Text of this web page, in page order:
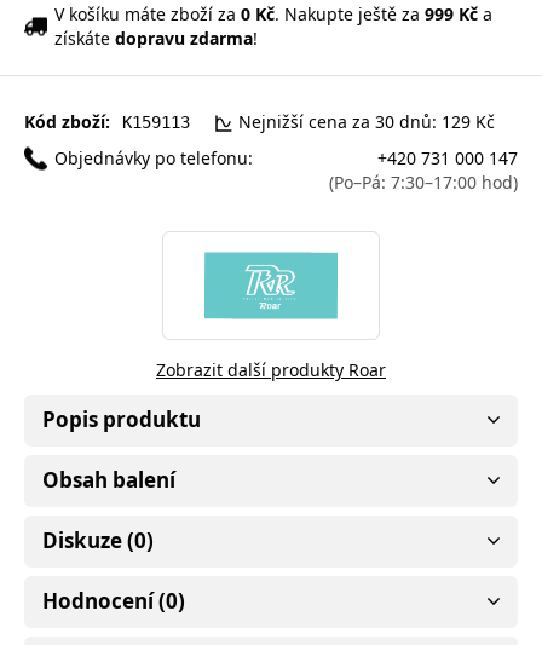
V košíku máte zboží za 0 Kč. Nakupte ještě za 999 Kč a
získáte dopravu zdarma!
Kód zboží: K159113
Nejnižší cena za 30 dnů: 129 Kč
Objednávky po telefonu:
+420 731 000 147
(Po–Pá: 7:30–17:00 hod)
Zobrazit další produkty Roar
Popis produktu
Obsah balení
Diskuze (0)
Hodnocení (0)